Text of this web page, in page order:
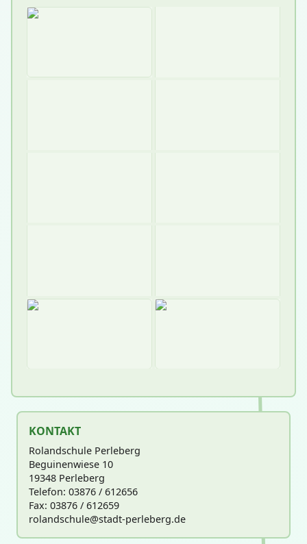
KONTAKT
Rolandschule Perleberg
Beguinenwiese 10
19348 Perleberg
Telefon: 03876 / 612656
Fax: 03876 / 612659
rolandschule@stadt-perleberg.de